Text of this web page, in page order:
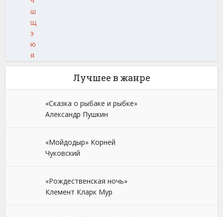
ш
щ
э
ю
я
Лучшее в жанре
«Сказка о рыбаке и рыбке»
Александр Пушкин
«Мойдодыр» Корней
Чуковский
«Рождественская ночь»
Клемент Кларк Мур